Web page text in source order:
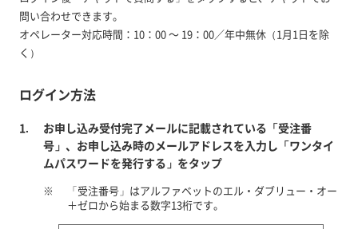
問い合わせできます。
オペレーター対応時間：10：00 ～ 19：00／年中無休（1月1日を除
く）
ログイン方法
お申し込み受付完了メールに記載されている「受注番
号」、お申し込み時のメールアドレスを入力し「ワンタイ
ムパスワードを発行する」をタップ
※
「受注番号」はアルファベットのエル・ダブリュー・オー
＋ゼロから始まる数字13桁です。